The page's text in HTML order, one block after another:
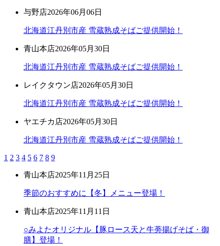
与野店2026年06月06日
北海道江丹別市産 雪蔵熟成そばご提供開始！
青山本店2026年05月30日
北海道江丹別市産 雪蔵熟成そばご提供開始！
レイクタウン店2026年05月30日
北海道江丹別市産 雪蔵熟成そばご提供開始！
ヤエチカ店2026年05月30日
北海道江丹別市産 雪蔵熟成そばご提供開始！
1 2 3 4 5 6 7 8 9
青山本店2025年11月25日
季節のおすすめに【冬】メニュー登場！
青山本店2025年11月11日
○みよたオリジナル【豚ロース天と牛蒡揚げそば・御
膳】登場！